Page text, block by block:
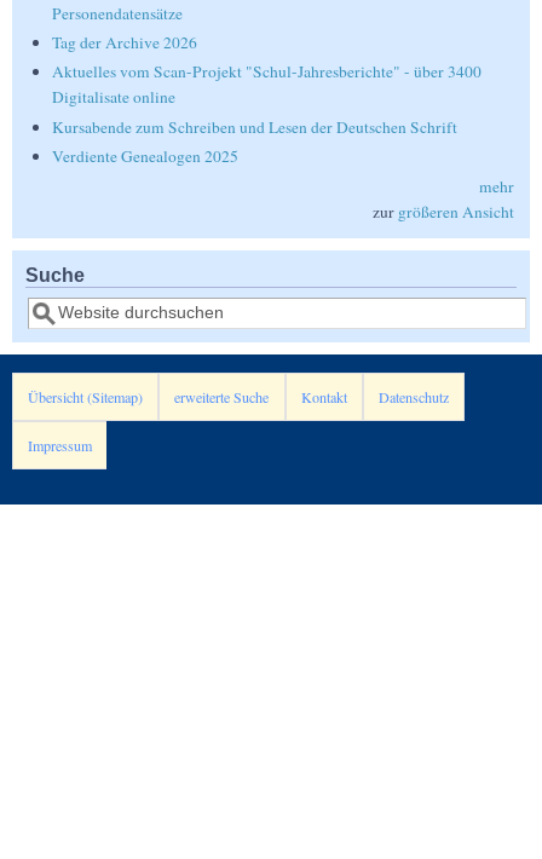
Personendatensätze
Tag der Archive 2026
Aktuelles vom Scan-Projekt "Schul-Jahresberichte" - über 3400
Digitalisate online
Kursabende zum Schreiben und Lesen der Deutschen Schrift
Verdiente Genealogen 2025
mehr
zur größeren Ansicht
Suche
Suche
Übersicht (Sitemap) erweiterte Suche Kontakt Datenschutz
Impressum